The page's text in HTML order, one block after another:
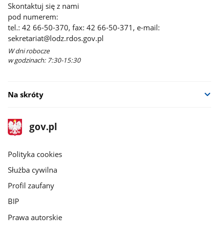
Skontaktuj się z nami
pod numerem:
tel.: 42 66-50-370, fax: 42 66-50-371, e-mail:
sekretariat@lodz.rdos.gov.pl
W dni robocze
w godzinach: 7:30-15:30
Na skróty
stopka
gov.pl
Strona
gov.pl
gov.pl
Polityka cookies
Służba cywilna
Profil zaufany
BIP
Prawa autorskie